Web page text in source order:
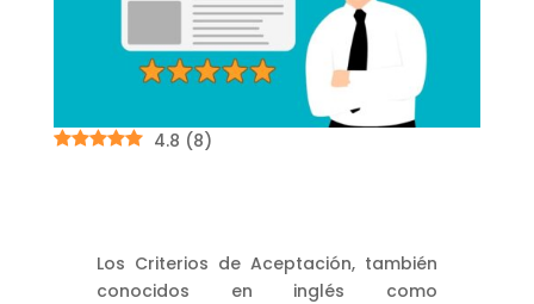
4.8 (8)
Los Criterios de Aceptación, también
conocidos en inglés como